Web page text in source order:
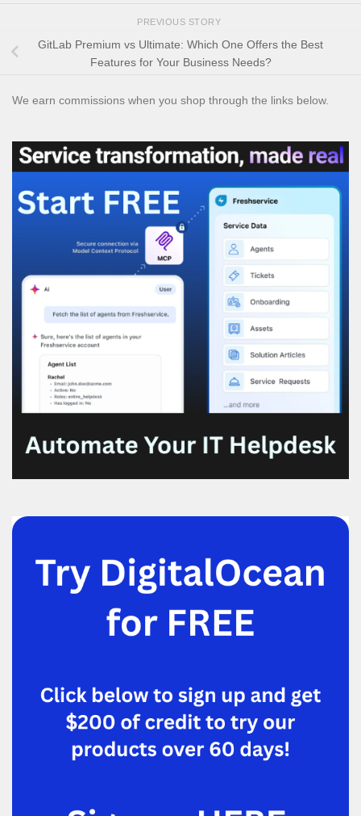
PREVIOUS STORY
GitLab Premium vs Ultimate: Which One Offers the Best
Features for Your Business Needs?
We earn commissions when you shop through the links below.